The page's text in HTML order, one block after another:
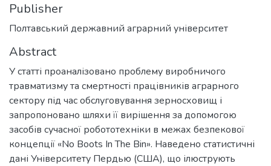
Publisher
Полтавський державний аграрний університет
Abstract
У статті проаналізовано проблему виробничого
травматизму та смертності працівників аграрного
сектору під час обслуговування зерносховищ і
запропоновано шляхи її вирішення за допомогою
засобів сучасної робототехніки в межах безпекової
концепції «No Boots In The Bin». Наведено статистичні
дані Університету Пердью (США), що ілюструють